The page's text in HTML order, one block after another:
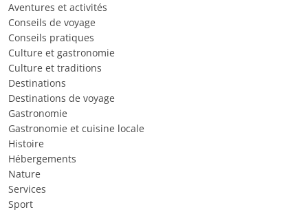
Aventures et activités
Conseils de voyage
Conseils pratiques
Culture et gastronomie
Culture et traditions
Destinations
Destinations de voyage
Gastronomie
Gastronomie et cuisine locale
Histoire
Hébergements
Nature
Services
Sport